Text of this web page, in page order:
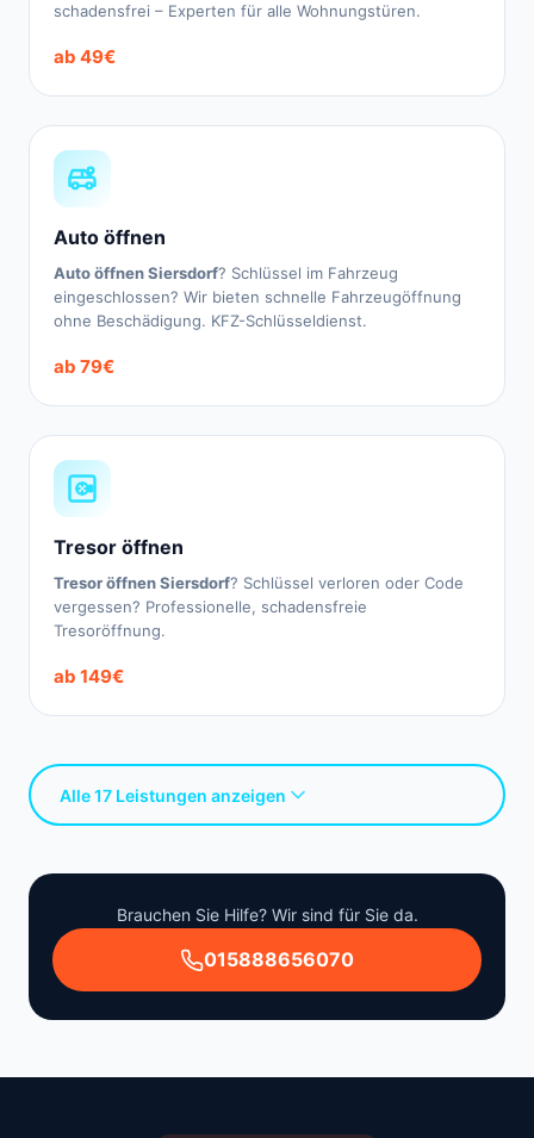
schadensfrei – Experten für alle Wohnungstüren.
ab 49€
Auto öffnen
Auto öffnen Siersdorf? Schlüssel im Fahrzeug
eingeschlossen? Wir bieten schnelle Fahrzeugöffnung
ohne Beschädigung. KFZ-Schlüsseldienst.
ab 79€
Tresor öffnen
Tresor öffnen Siersdorf? Schlüssel verloren oder Code
vergessen? Professionelle, schadensfreie
Tresoröffnung.
ab 149€
Alle 17 Leistungen anzeigen
Brauchen Sie Hilfe? Wir sind für Sie da.
015888656070